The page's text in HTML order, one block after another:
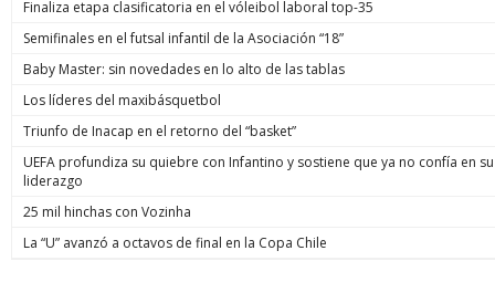
Finaliza etapa clasificatoria en el vóleibol laboral top-35
Semifinales en el futsal infantil de la Asociación “18”
Baby Master: sin novedades en lo alto de las tablas
Los líderes del maxibásquetbol
Triunfo de Inacap en el retorno del “basket”
UEFA profundiza su quiebre con Infantino y sostiene que ya no confía en su
liderazgo
25 mil hinchas con Vozinha
La “U” avanzó a octavos de final en la Copa Chile